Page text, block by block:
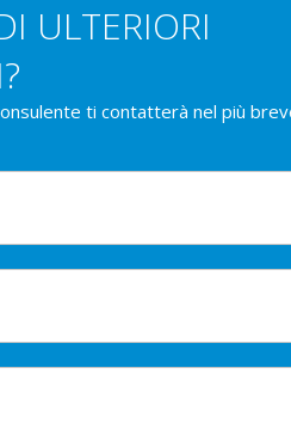
ULTERIORI
ti contatterà nel più